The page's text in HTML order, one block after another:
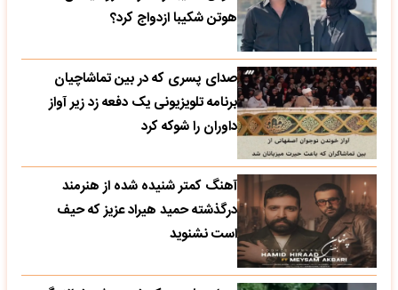
هوتن شکیبا ازدواج کرد؟
صدای پسری که در بین تماشاچیان
برنامه تلویزیونی یک دفعه زد زیر آواز
داوران را شوکه کرد
آهنگ کمتر شنیده شده از هنرمند
درگذشته حمید هیراد عزیز که حیف
است نشنوید